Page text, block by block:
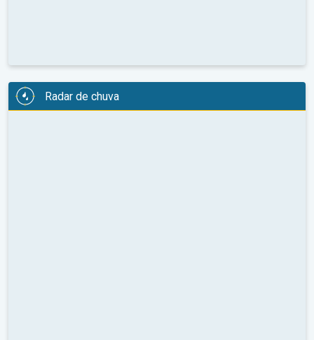
Radar de chuva